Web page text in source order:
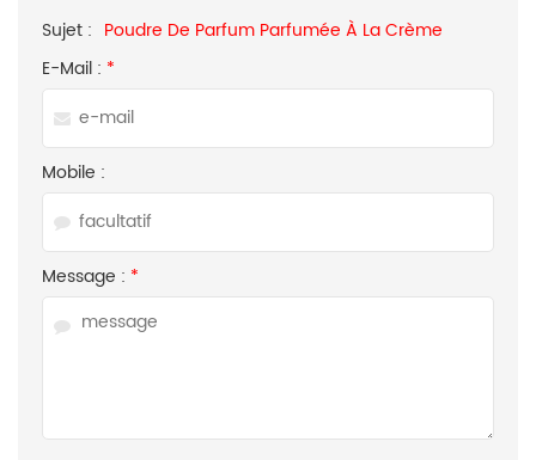
Sujet : Poudre De Parfum Parfumée À La Crème
E-Mail : *
Mobile :
Message : *